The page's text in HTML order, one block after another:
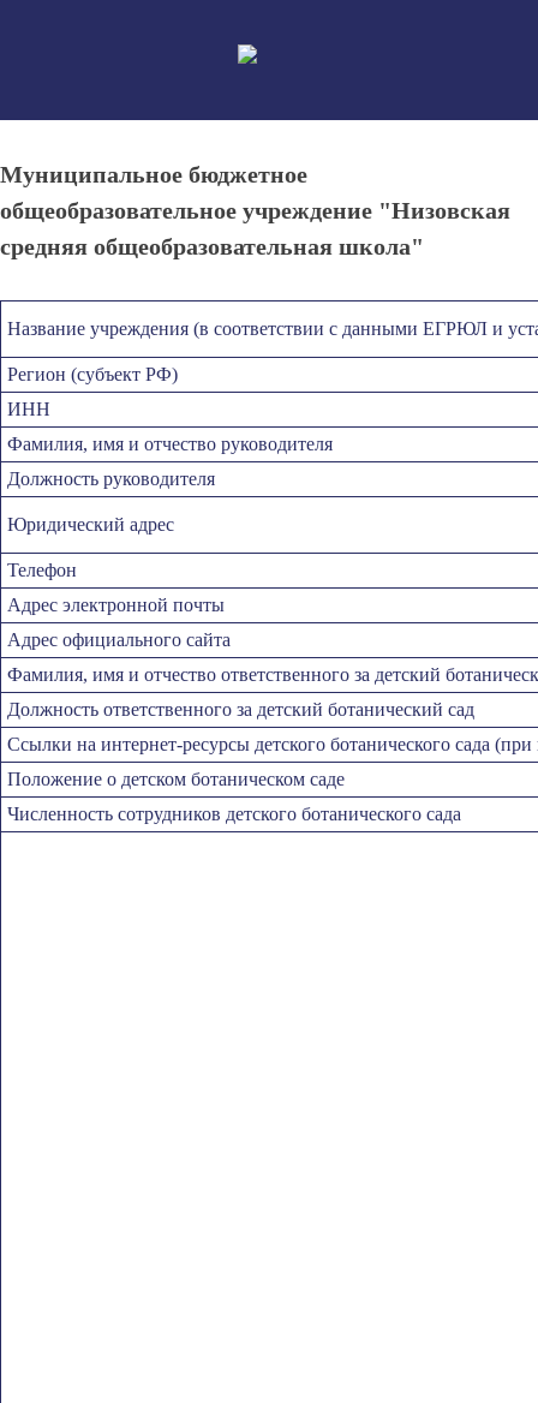
Муниципальное бюджетное
общеобразовательное учреждение "Низовская
средняя общеобразовательная школа"
Название учреждения (в соответствии с данными ЕГРЮЛ и
Регион (субъект РФ)
ИНН
Фамилия, имя и отчество руководителя
Должность руководителя
Юридический адрес
Телефон
Адрес электронной почты
Адрес официального сайта
Фамилия, имя и отчество ответственного за детский
Должность ответственного за детский ботанический сад
Ссылки на интернет-ресурсы детского ботанического сада
Положение о детском ботаническом саде
Численность сотрудников детского ботанического сада